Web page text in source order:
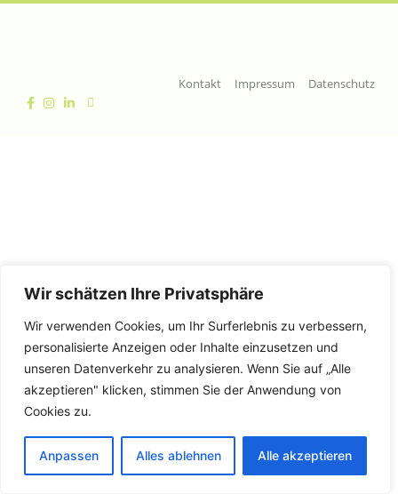
Wir schätzen Ihre Privatsphäre
Wir verwenden Cookies, um Ihr Surferlebnis zu verbessern,
personalisierte Anzeigen oder Inhalte einzusetzen und
unseren Datenverkehr zu analysieren. Wenn Sie auf „Alle
akzeptieren" klicken, stimmen Sie der Anwendung von
Cookies zu.
Anpassen Alles ablehnen Alle akzeptieren
Kontakt Impressum Datenschutz